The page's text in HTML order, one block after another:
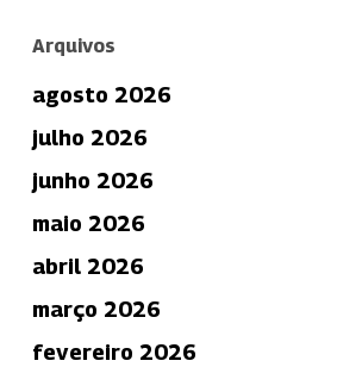
Arquivos
agosto 2026
julho 2026
junho 2026
maio 2026
abril 2026
março 2026
fevereiro 2026